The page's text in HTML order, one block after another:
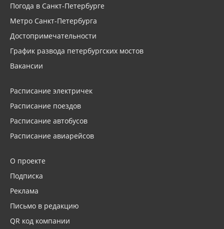
Погода в Санкт-Петербурге
Метро Санкт-Петербурга
Достопримечательности
График развода петербургских мостов
Вакансии
Расписание электричек
Расписание поездов
Расписание автобусов
Расписание авиарейсов
О проекте
Подписка
Реклама
Письмо в редакцию
QR код компании